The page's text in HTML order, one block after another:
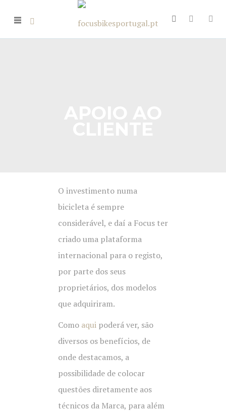
O investimento numa
bicicleta é sempre
considerável, e daí a Focus ter
criado uma plataforma
internacional para o registo,
por parte dos seus
proprietários, dos modelos
que adquiriram.
Como aqui poderá ver, são
diversos os benefícios, de
onde destacamos, a
possibilidade de colocar
questões diretamente aos
técnicos da Marca, para além